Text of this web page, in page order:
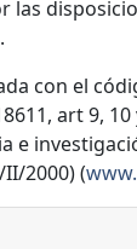
con el
art 9, 10
e
2000) (